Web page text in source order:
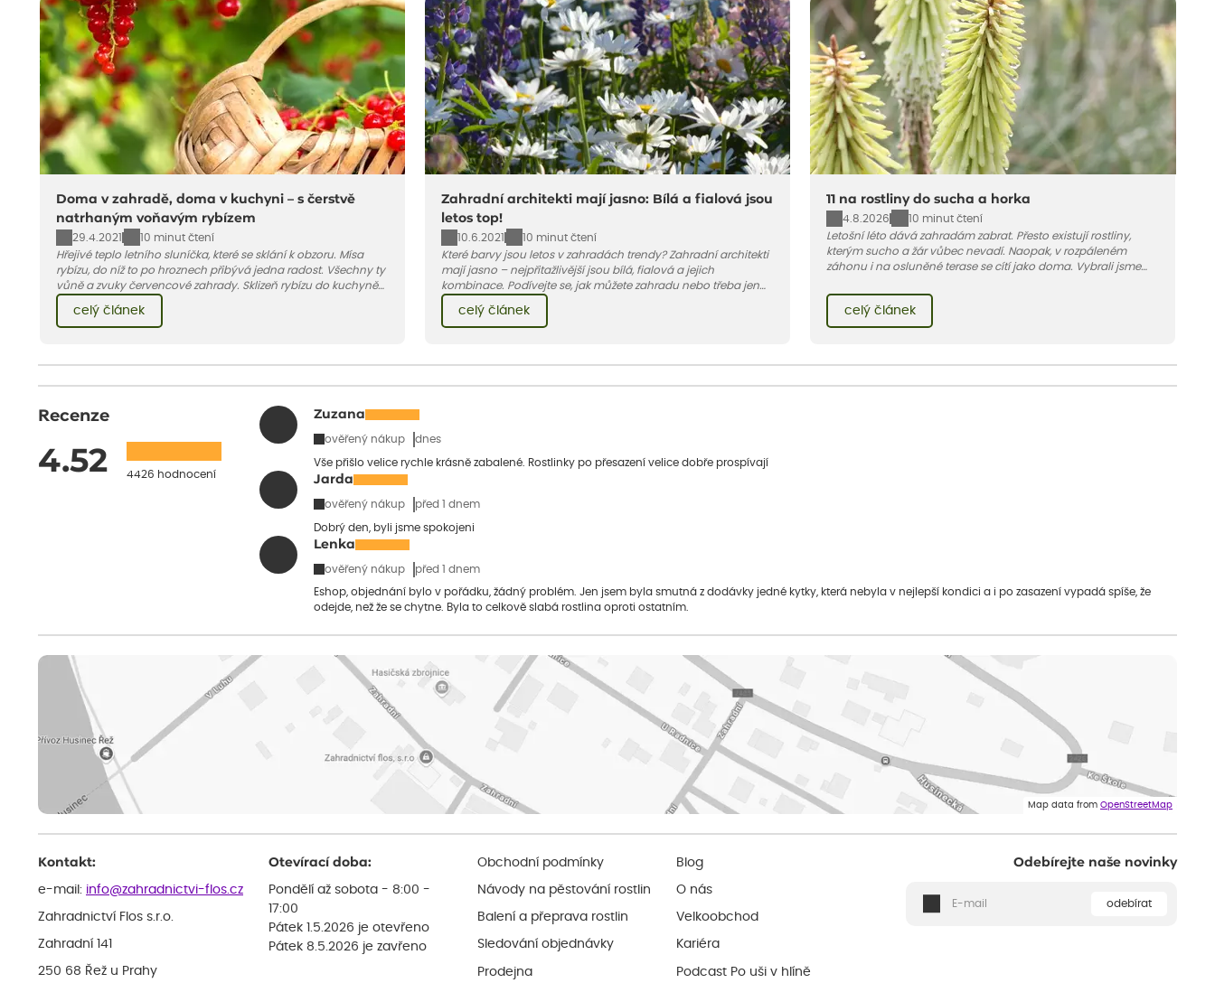
Doma v zahradě, doma v kuchyni – s čerstvě
natrhaným voňavým rybízem
29.4.2021
10 minut čtení
Hřejivé teplo letního sluníčka, které se sklání k obzoru. Mísa
rybízu, do níž to po hroznech přibývá jedna radost. Všechny ty
vůně a zvuky červencové zahrady. Sklizeň rybízu do kuchyně
dětství při mlsání babiččina drobenkového koláče s rybízem.
celý článek
Zahradní architekti mají jasno: Bílá a fialová jsou
letos top!
10.6.2021
10 minut čtení
Které barvy jsou letos v zahradách trendy? Zahradní architekti
mají jasno – nejpřitažlivější jsou bílá, fialová a jejich
kombinace. Podívejte se, jak můžete zahradu nebo třeba jen
obléknout i vy.
celý článek
11 na rostliny do sucha a horka
4.8.2026
10 minut čtení
Letošní léto dává zahradám zabrat. Přesto existují rostliny,
kterým sucho a žár vůbec nevadí. Naopak, v rozpáleném
záhonu i na osluněné terase se cítí jako doma. Vybrali jsme
léto bez pravidelné zálivky. Pojďme se podívat, které to jsou.
celý článek
Recenze
4.52 4426 hodnocení
Zuzana
ověřený nákup dnes
Vše přišlo velice rychle krásně zabalené. Rostlinky po přesazení velice dobře prospívají
Jarda
ověřený nákup před 1 dnem
Dobrý den, byli jsme spokojeni
Lenka
ověřený nákup před 1 dnem
Eshop, objednání bylo v pořádku, žádný problém. Jen jsem byla smutná z dodávky jedné kytky, která nebyla v nejlepší kondici a i po zasazení vypadá spíše, že
odejde, než že se chytne. Byla to celkově slabá rostlina oproti ostatním.
Map data from OpenStreetMap
Kontakt:
e-mail: info@zahradnictvi-flos.cz
Zahradnictví Flos s.r.o.
Zahradní 141
250 68 Řež u Prahy
Otevírací doba:
Pondělí až sobota - 8:00 -
17:00
Pátek 1.5.2026 je otevřeno
Pátek 8.5.2026 je zavřeno
Obchodní podmínky
Návody na pěstování rostlin
Balení a přeprava rostlin
Sledování objednávky
Prodejna
Blog
O nás
Velkoobchod
Kariéra
Podcast Po uši v hlíně
Odebírejte naše novinky
odebírat